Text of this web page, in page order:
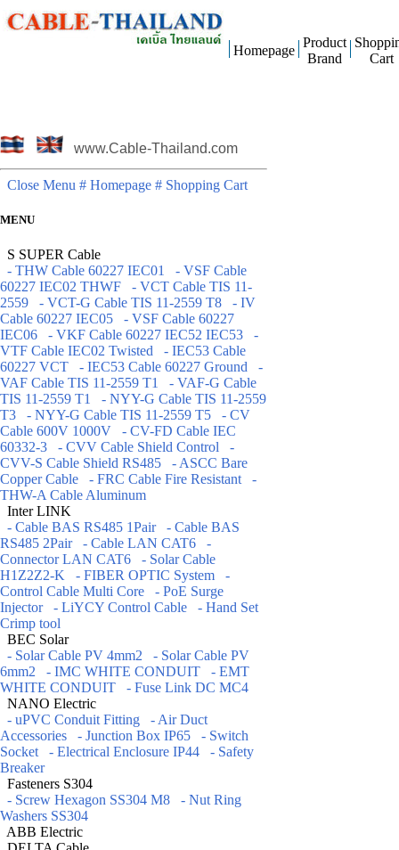
Homepage
Product
Brand
Cart
www.Cable-Thailand.com
Close Menu # Homepage # Shopping Cart
MENU
S SUPER Cable
- THW Cable 60227 IEC01
- VSF Cable
60227 IEC02 THWF
- VCT Cable TIS 11-
2559
- VCT-G Cable TIS 11-2559 T8
- IV
Cable 60227 IEC05
- VSF Cable 60227
IEC06
- VKF Cable 60227 IEC52 IEC53
-
VTF Cable IEC02 Twisted
- IEC53 Cable
60227 VCT
- IEC53 Cable 60227 Ground
-
VAF Cable TIS 11-2559 T1
- VAF-G Cable
TIS 11-2559 T1
- NYY-G Cable TIS 11-2559
T3
- NYY-G Cable TIS 11-2559 T5
- CV
Cable 600V 1000V
- CV-FD Cable IEC
60332-3
- CVV Cable Shield Control
-
CVV-S Cable Shield RS485
- ASCC Bare
Copper Cable
- FRC Cable Fire Resistant
-
THW-A Cable Aluminum
Inter LINK
- Cable BAS RS485 1Pair
- Cable BAS
RS485 2Pair
- Cable LAN CAT6
-
Connector LAN CAT6
- Solar Cable
H1Z2Z2-K
- FIBER OPTIC System
-
Control Cable Multi Core
- PoE Surge
Injector
- LiYCY Control Cable
- Hand Set
Crimp tool
BEC Solar
- Solar Cable PV 4mm2
- Solar Cable PV
6mm2
- IMC WHITE CONDUIT
- EMT
WHITE CONDUIT
- Fuse Link DC MC4
NANO Electric
- uPVC Conduit Fitting
- Air Duct
Accessories
- Junction Box IP65
- Switch
Socket
- Electrical Enclosure IP44
- Safety
Breaker
Fasteners S304
- Screw Hexagon SS304 M8
- Nut Ring
Washers SS304
ABB Electric